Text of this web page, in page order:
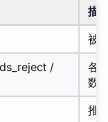
描
被
/
各
数
推